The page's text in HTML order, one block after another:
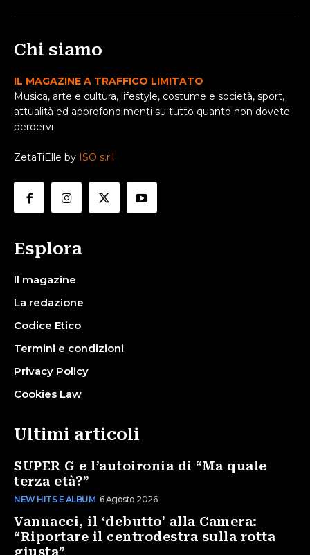
Chi siamo
IL MAGAZINE A TRAFFICO LIMITATO
Musica, arte e cultura, lifestyle, costume e società, sport,
attualità ed approfondimenti su tutto quanto non dovete
perdervi
ZetaTiElle by ISO s.r.l
Esplora
Il magazine
La redazione
Codice Etico
Termini e condizioni
Privacy Policy
Cookies Law
Ultimi articoli
SUPER G e l’autoironia di “Ma quale
terza età?”
NEW HITS E ALBUM 6 Agosto 2026
Vannacci, il ‘debutto’ alla Camera:
“Riportare il centrodestra sulla rotta
giusta”